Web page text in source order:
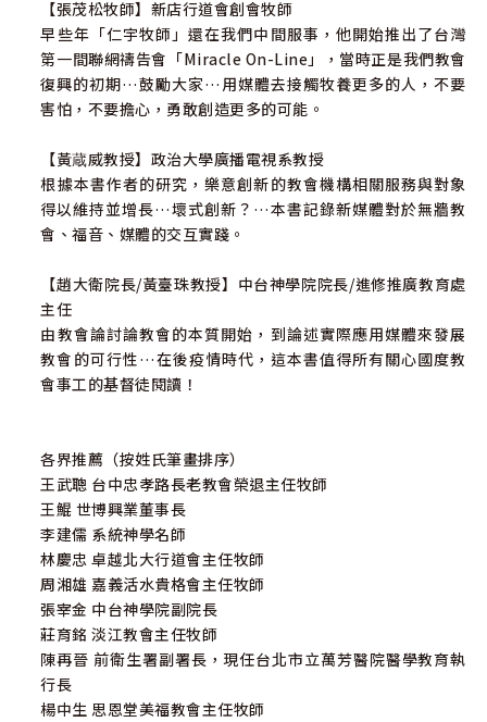
【張茂松牧師】新店行道會創會牧師
早些年「仁宇牧師」還在我們中間服事，他開始推出了台灣
第一間聯網禱告會「Miracle On-Line」，當時正是我們教會
復興的初期…鼓勵大家…用媒體去接觸牧養更多的人，不要
害怕，不要擔心，勇敢創造更多的可能。
【黃蔵威教授】政治大學廣播電視系教授
根據本書作者的研究，樂意創新的教會機構相關服務與對象
得以維持並增長…壞式創新？…本書記錄新媒體對於無牆教
會、福音、媒體的交互實踐。
【趙大衛院長/黃臺珠教授】中台神學院院長/進修推廣教育處
主任
由教會論討論教會的本質開始，到論述實際應用媒體來發展
教會的可行性…在後疫情時代，這本書值得所有關心國度教
會事工的基督徒閱讀！
各界推薦（按姓氏筆畫排序）
王武聰 台中忠孝路長老教會榮退主任牧師
王鯤 世博興業董事長
李建儒 系統神學名師
林慶忠 卓越北大行道會主任牧師
周湘雄 嘉義活水貴格會主任牧師
張宰金 中台神學院副院長
莊育銘 淡江教會主任牧師
陳再晉 前衛生署副署長，現任台北市立萬芳醫院醫學教育執
行長
楊中生 思恩堂美福教會主任牧師